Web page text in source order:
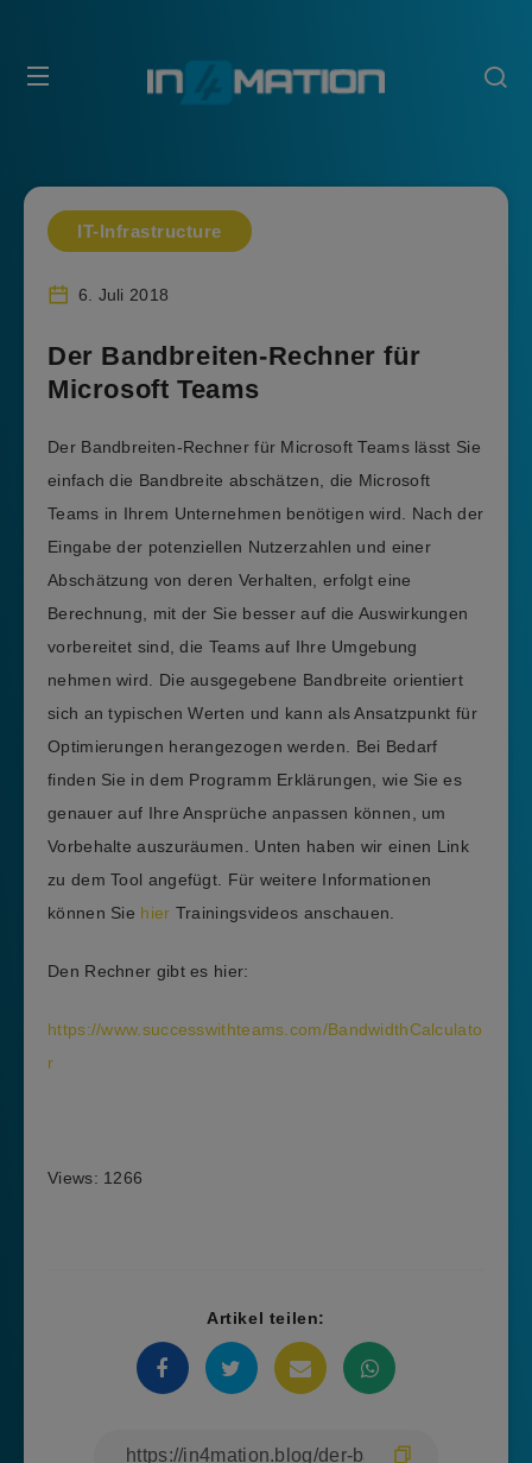
IT-Infrastructure
6. Juli 2018
Der Bandbreiten-Rechner für
Microsoft Teams
Der Bandbreiten-Rechner für Microsoft Teams lässt Sie
einfach die Bandbreite abschätzen, die Microsoft
Teams in Ihrem Unternehmen benötigen wird. Nach der
Eingabe der potenziellen Nutzerzahlen und einer
Abschätzung von deren Verhalten, erfolgt eine
Berechnung, mit der Sie besser auf die Auswirkungen
vorbereitet sind, die Teams auf Ihre Umgebung
nehmen wird. Die ausgegebene Bandbreite orientiert
sich an typischen Werten und kann als Ansatzpunkt für
Optimierungen herangezogen werden. Bei Bedarf
finden Sie in dem Programm Erklärungen, wie Sie es
genauer auf Ihre Ansprüche anpassen können, um
Vorbehalte auszuräumen. Unten haben wir einen Link
zu dem Tool angefügt. Für weitere Informationen
können Sie hier Trainingsvideos anschauen.
Den Rechner gibt es hier:
https://www.successwithteams.com/BandwidthCalculato
r
Views: 1266
Artikel teilen: